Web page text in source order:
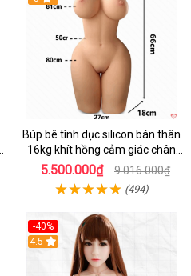
Búp bê tình dục silicon bán thân
16kg khít hồng cảm giác chân
thực mê hoặc
5.500.000₫ 9.016.000₫
(494)
-40%
4.5